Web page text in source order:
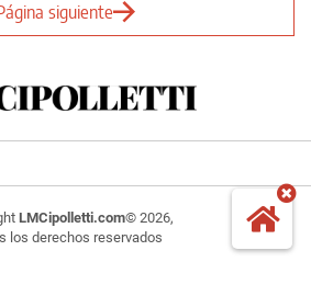
siguiente
LMCipolletti.com© 2026,
los derechos reservados